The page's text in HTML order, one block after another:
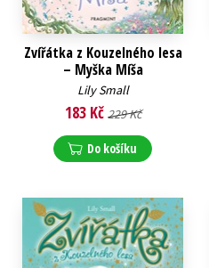
Zvířátka z Kouzelného lesa
– Myška Míša
Lily Small
183 Kč 229 Kč
Do košíku